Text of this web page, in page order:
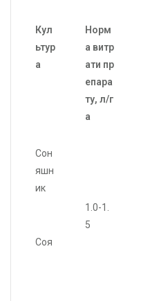
Кул
ьтур
а
Норм
а витр
ати пр
епара
ту, л/г
а
Сон
яшн
ик
1.0-1.
5
Соя